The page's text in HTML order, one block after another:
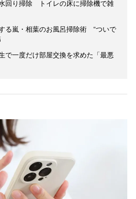
回り掃除 トイレの床に掃除機で雑
る嵐・相葉のお風呂掃除術 “ついで
で一度だけ部屋交換を求めた「最悪